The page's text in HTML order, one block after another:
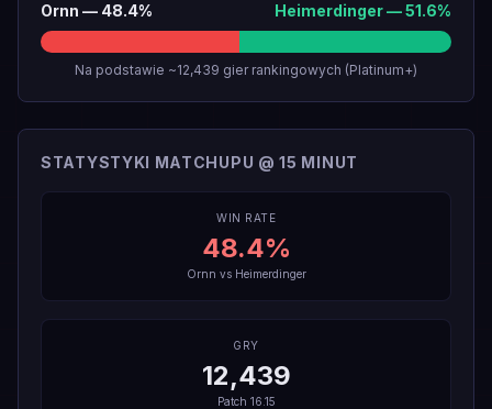
Ornn — 48.4% Heimerdinger—51.6%
Na podstawie ~12,439 gier rankingowych (Platinum+)
STATYSTYKI MATCHUPU @ 15 MINUT
WIN RATE
48.4%
Ornn vs Heimerdinger
GRY
12,439
Patch 16.15